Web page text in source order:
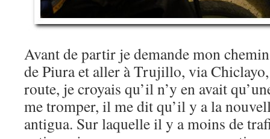
Avant de partir je demande mon
de Piura et aller à Trujillo, via
route, je croyais qu’il n’y en avait
me tromper, il me dit qu’il y a la
antigua. Sur laquelle il y a moins de